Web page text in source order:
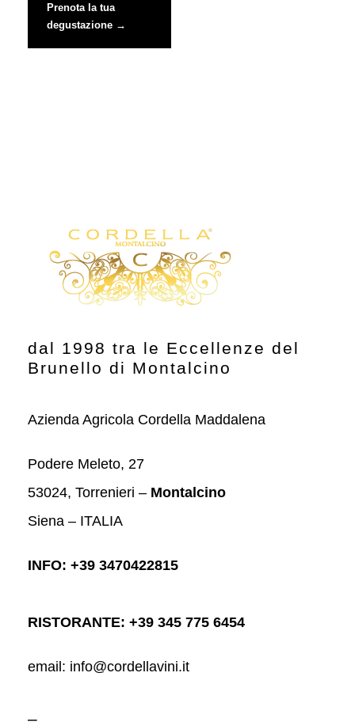
Prenota la tua
degustazione →
dal 1998 tra le Eccellenze del
Brunello di Montalcino
Azienda Agricola Cordella Maddalena
Podere Meleto, 27
53024, Torrenieri – Montalcino
Siena – ITALIA
INFO: +39 3470422815
RISTORANTE: +39 345 775 6454
email: info@cordellavini.it
–